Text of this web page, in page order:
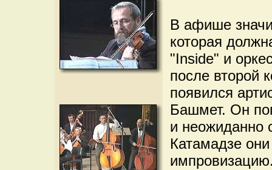
В афише
которая
"Inside" и
после второй
появился
Башмет. Он
и неожиданно
Катамадзе